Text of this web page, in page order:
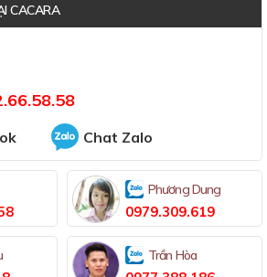
CACARA
Chat Zalo
Phương Dung
0979.309.619
Trần Hòa